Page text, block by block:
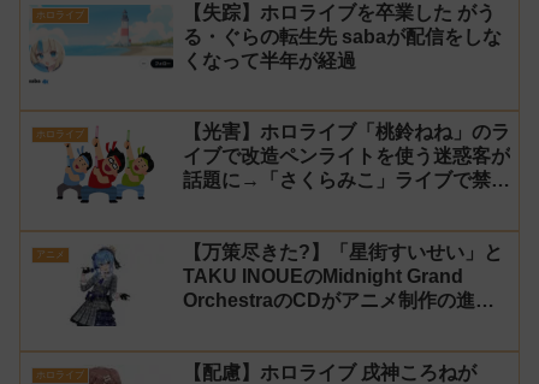
ホロライブ
【失踪】ホロライブを卒業した がう
る・ぐらの転生先 sabaが配信をしな
くなって半年が経過
ホロライブ
【光害】ホロライブ「桃鈴ねね」のラ
イブで改造ペンライトを使う迷惑客が
話題に→「さくらみこ」ライブで禁止
アニメ
【万策尽きた?】「星街すいせい」と
TAKU INOUEのMidnight Grand
OrchestraのCDがアニメ制作の進行
ホロライブ
【配慮】ホロライブ 戌神ころねが